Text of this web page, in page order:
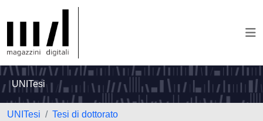
UNITesi
UNITesi
Tesi di dottorato